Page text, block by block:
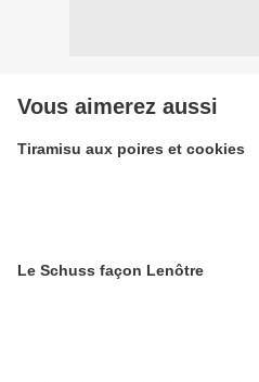
Vous aimerez aussi
Tiramisu aux poires et cookies
Le Schuss façon Lenôtre